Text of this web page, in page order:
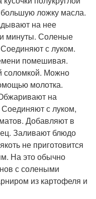
ложку масла.
на нее
минуты. Соленые
с луком.
помешивая.
соломкой. Можно
молотка.
на
с луком,
Добавляют в
Заливают блюдо
не приготовится
На это обычно
с солеными
из картофеля и